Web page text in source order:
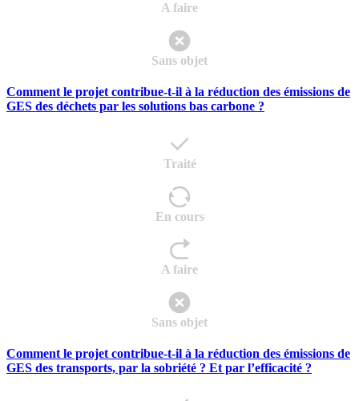
A faire
Sans objet
Comment le projet contribue-t-il à la réduction des émissions de
GES des déchets par les solutions bas carbone ?
Traité
En cours
A faire
Sans objet
Comment le projet contribue-t-il à la réduction des émissions de
GES des transports, par la sobriété ? Et par l’efficacité ?